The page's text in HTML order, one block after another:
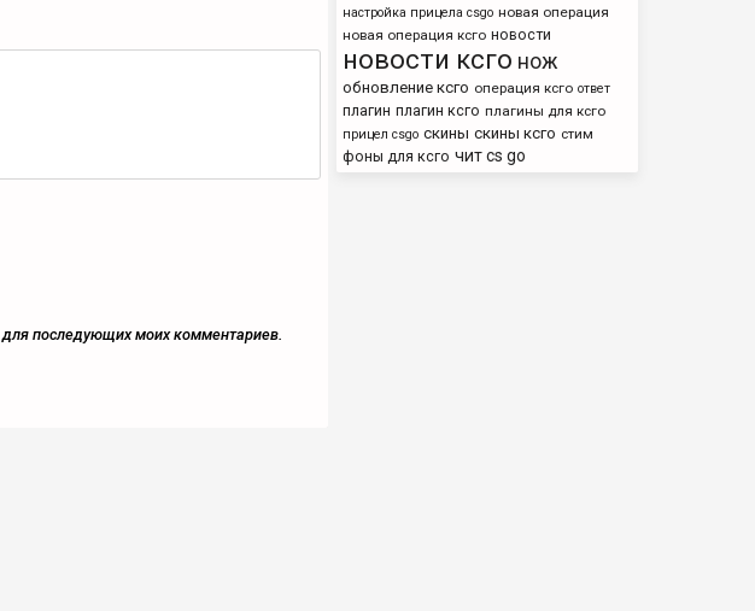
настройка прицела csgo новая операция
новая операция ксго новости
новости ксго нож
обновление ксго операция ксго ответ
плагин плагин ксго плагины для ксго
прицел csgo скины скины ксго стим
фоны для ксго чит cs go
для последующих моих комментариев.